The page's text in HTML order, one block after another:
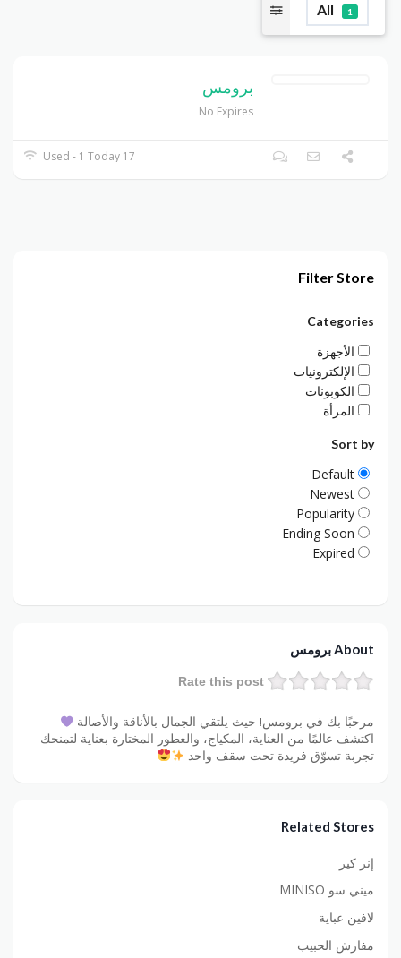
All 1
برومس
No Expires
17 Used - 1 Today
Filter Store
Categories
الأجهزة
الإلكترونيات
الكوبونات
المرأة
Sort by
Default
Newest
Popularity
Ending Soon
Expired
About برومس
Rate this post
مرحبًا بك في برومس! حيث يلتقي الجمال بالأناقة والأصالة
اكتشف عالمًا من العناية، المكياج، والعطور المختارة بعناية لتمنحك
تجربة تسوّق فريدة تحت سقف واحد
Related Stores
إنر كير
ميني سو MINISO
لافين عباية
مفارش الحبيب